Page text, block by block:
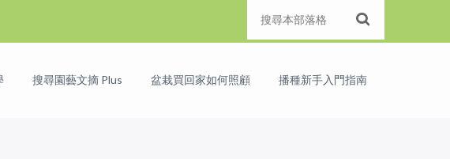
搜尋園藝文摘 Plus 盆栽買回家如何照顧 播種新手入門指南